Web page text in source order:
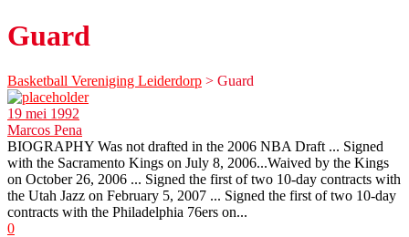
Guard
Basketball Vereniging Leiderdorp > Guard
19 mei 1992
Marcos Pena
BIOGRAPHY Was not drafted in the 2006 NBA Draft ... Signed
with the Sacramento Kings on July 8, 2006...Waived by the Kings
on October 26, 2006 ... Signed the first of two 10-day contracts with
the Utah Jazz on February 5, 2007 ... Signed the first of two 10-day
contracts with the Philadelphia 76ers on...
0